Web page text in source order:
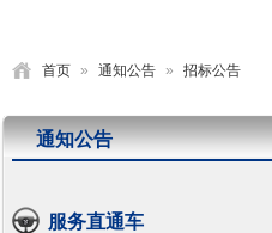
首页 » 通知公告 » 招标公告
通知公告
服务直通车